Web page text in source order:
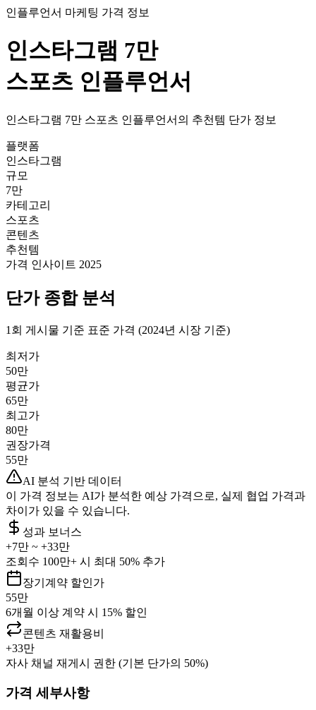
인플루언서 마케팅 가격 정보
인스타그램 7만
스포츠 인플루언서
인스타그램 7만 스포츠 인플루언서의 추천템 단가 정보
플랫폼
인스타그램
규모
7만
카테고리
스포츠
콘텐츠
추천템
가격 인사이트 2025
단가종합 분석
1회 게시물 기준 표준 가격 (2024년 시장 기준)
최저가
50만
평균가
65만
최고가
80만
권장가격
55만
AI 분석 기반 데이터
이 가격 정보는 AI가 분석한 예상 가격으로, 실제 협업 가격과
차이가 있을 수 있습니다.
성과 보너스
+7만 ~ +33만
조회수 100만+ 시 최대 50% 추가
장기계약 할인가
55만
6개월 이상 계약 시 15% 할인
콘텐츠 재활용비
+33만
자사 채널 재게시 권한 (기본 단가의 50%)
가격 세부사항